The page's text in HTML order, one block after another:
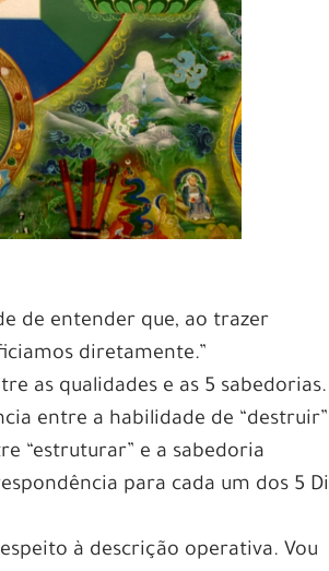
de entender que, ao trazer
diretamente.”
as qualidades e as 5 sabedorias.
entre a habilidade de
“estruturar” e a sabedoria
para cada um dos 5
à descrição operativa. Vou